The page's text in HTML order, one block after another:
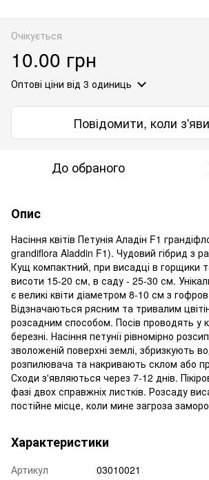
Очікується
10.00 грн
Оптові ціни від 3 одиниць
Повідомити, коли
До обраного
Опис
Насіння квітів Петунія Аладін F1
grandiflora Aladdin F1). Чудовий гібрид з
Кущ компактний, при висадці в горщики
висоти 15-20 см, в саду - 25-30 см.
є великі квіти діаметром 8-10 см з
Відзначаються рясним та тривалим
розсадним способом. Посів проводять у
березні. Насіння петунії рівномірно
зволоженій поверхні землі, збризкують
розпилювача та накривають склом або
Сходи з'являються через 7-12 днів.
фазі двох справжніх листків. Розсаду
постійне місце, коли мине загроза
Характеристики
Артикул
03010021